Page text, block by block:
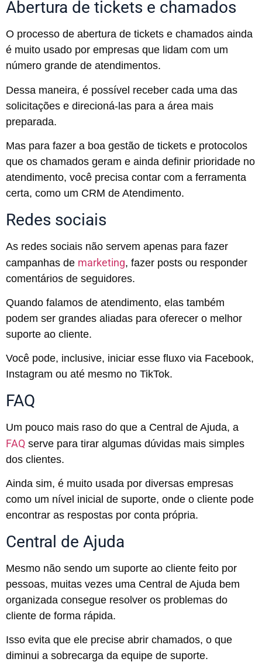
Abertura de tickets e chamados
O processo de abertura de tickets e chamados ainda
é muito usado por empresas que lidam com um
número grande de atendimentos.
Dessa maneira, é possível receber cada uma das
solicitações e direcioná-las para a área mais
preparada.
Mas para fazer a boa gestão de tickets e protocolos
que os chamados geram e ainda definir prioridade no
atendimento, você precisa contar com a ferramenta
certa, como um CRM de Atendimento.
Redes sociais
As redes sociais não servem apenas para fazer
campanhas de marketing, fazer posts ou responder
comentários de seguidores.
Quando falamos de atendimento, elas também
podem ser grandes aliadas para oferecer o melhor
suporte ao cliente.
Você pode, inclusive, iniciar esse fluxo via Facebook,
Instagram ou até mesmo no TikTok.
FAQ
Um pouco mais raso do que a Central de Ajuda, a
FAQ serve para tirar algumas dúvidas mais simples
dos clientes.
Ainda sim, é muito usada por diversas empresas
como um nível inicial de suporte, onde o cliente pode
encontrar as respostas por conta própria.
Central de Ajuda
Mesmo não sendo um suporte ao cliente feito por
pessoas, muitas vezes uma Central de Ajuda bem
organizada consegue resolver os problemas do
cliente de forma rápida.
Isso evita que ele precise abrir chamados, o que
diminui a sobrecarga da equipe de suporte.